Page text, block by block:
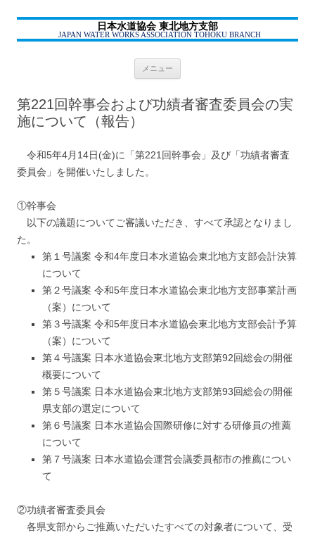
日本水道協会 東北地方支部
JAPAN WATER WORKS ASSOCIATION TOHOKU BRANCH
メニュー
ツ
へ
プ
第221回幹事会および功績者審査委員会の実
施について（報告）
令和5年4月14日(金)に「第221回幹事会」及び「功績者審査
委員会」を開催いたしました。
①幹事会
以下の議題についてご審議いただき、すべて承認となりまし
た。
第１号議案 令和4年度日本水道協会東北地方支部会計決算
について
第２号議案 令和5年度日本水道協会東北地方支部事業計画
（案）について
第３号議案 令和5年度日本水道協会東北地方支部会計予算
（案）について
第４号議案 日本水道協会東北地方支部第92回総会の開催
概要について
第５号議案 日本水道協会東北地方支部第93回総会の開催
県支部の選定について
第６号議案 日本水道協会国際研修に対する研修員の推薦
について
第７号議案 日本水道協会運営会議委員都市の推薦につい
て
②功績者審査委員会
各県支部からご推薦いただいたすべての対象者について、受